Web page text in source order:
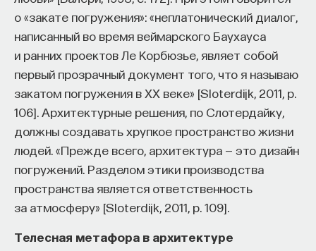
о «закате погружения»: «неплатонический диалог,
написанный во время веймарского Баухауса
и ранних проектов Ле Корбюзье, являет собой
первый прозрачный документ того, что я называю
закатом погружения в XX веке» [Sloterdijk, 2011, р.
106]. Архитектурные решения, по Слотердайку,
должны создавать хрупкое пространство жизни
людей. «Прежде всего, архитектура — это дизайн
погружений. Разделом этики производства
пространства является ответственность
за атмосферу» [Sloterdijk, 2011, р. 109].
Телесная метафора в архитектуре